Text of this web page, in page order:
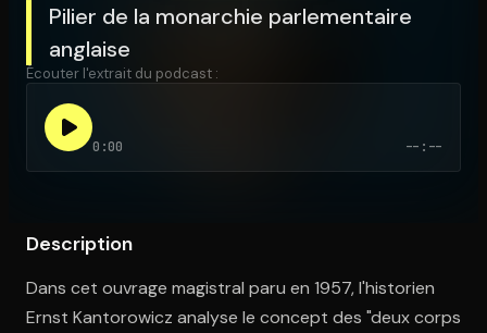
Ouvre l'app Appareil photo, pointe sur le code. C'est gratuit à
Pilier de la monarchie parlementaire
anglaise
Écouter l'extrait du podcast :
0:00 --:--
Description
Dans cet ouvrage magistral paru en 1957, l'historien
Ernst Kantorowicz analyse le concept des "deux corps